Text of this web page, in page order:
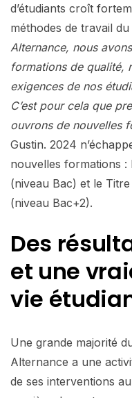
d’étudiants croît
méthodes de travail du
Alternance, nous
formations de qualité,
exigences de nos
C’est pour cela que
ouvrons de nouvelles
Gustin. 2024
nouvelles formations :
(niveau Bac) et le
(niveau Bac+2).
Des
et une
vie
Une grande majorité
Alternance a une
de ses interventions